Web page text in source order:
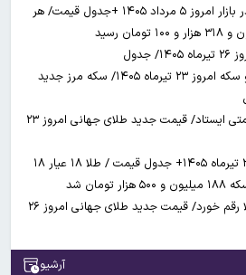
افزایش قیمت طلا و سکه در بازار امروز ۵ مرداد ۱۴۰۵ +جدول قیمت/ هر
قیمت زمان بازگشایی طلا و سکه امروز ۲۳ تیرماه ۱۴۰۵/ سکه مرز جدید
طلا در پایین‌ترین سطح قیمتی ایستاد/ قیمت جدید طلای جهانی امروز ۲۳
آخرین قیمت طلا و سکه ۲۷ تیرماه ۱۴۰۵+ جدول قیمت / طلا ۱۸ عیار ۱۸
بزرگ‌ترین کاهش قیمت طلا رقم خورد/ قیمت جدید طلای جهانی امروز ۲۶
آرشیو